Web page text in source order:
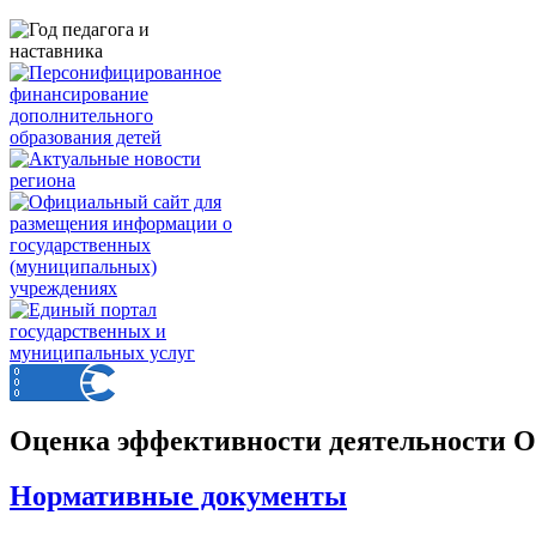
Оценка эффективности деятельности
Нормативные документы